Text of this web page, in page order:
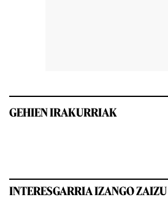
GEHIEN IRAKURRIAK
INTERESGARRIA IZANGO ZAIZU